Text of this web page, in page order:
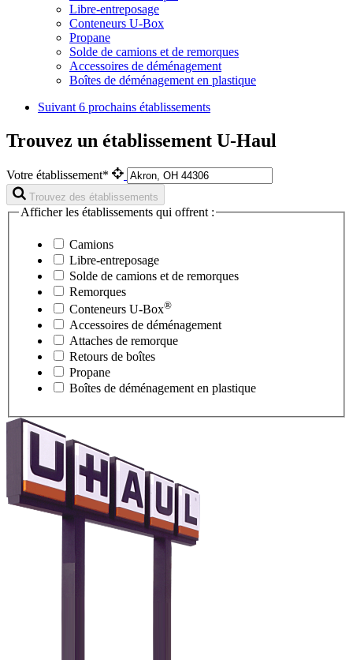
Libre-entreposage
Conteneurs U-Box
Propane
Solde de camions et de remorques
Accessoires de déménagement
Boîtes de déménagement en plastique
Suivant 6 prochains établissements
Trouvez un établissement U-Haul
Votre établissement*
Trouvez des établissements
Afficher les établissements qui offrent :
Camions
Libre-entreposage
Solde de camions et de remorques
Remorques
Conteneurs U-Box®
Accessoires de déménagement
Attaches de remorque
Retours de boîtes
Propane
Boîtes de déménagement en plastique